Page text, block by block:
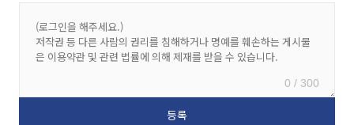
0 / 300